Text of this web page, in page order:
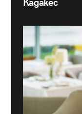
Кадакес